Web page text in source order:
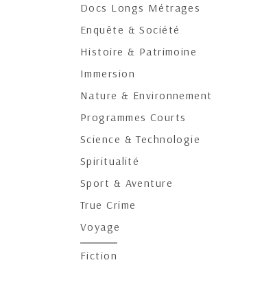
Docs Longs Métrages
Enquête & Société
Histoire & Patrimoine
Immersion
Nature & Environnement
Programmes Courts
Science & Technologie
Spiritualité
Sport & Aventure
True Crime
Voyage
Fiction